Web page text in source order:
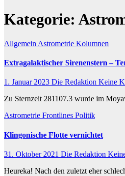
Kategorie:
Allgemein Astrometrie Kolumnen
Extragalaktischer Sirenenstern –
1. Januar 2023 Die Redaktion Keine
Zu Sternzeit 281107.3 wurde im
Astrometrie Frontlines Politik
Klingonische Flotte vernichtet
31. Oktober 2021 Die Redaktion
Heureka! Nach den zuletzt eher